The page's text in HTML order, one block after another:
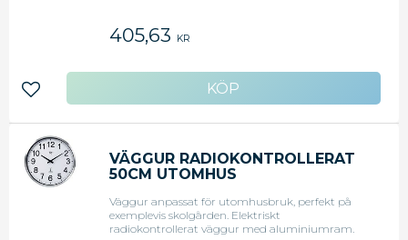
405,63 KR
Lägg till i favoriter
VÄGGUR RADIOKONTROLLERAT
50CM UTOMHUS
Väggur anpassat för utomhusbruk, perfekt på
exemplevis skolgården. Elektriskt
radiokontrollerat väggur med aluminiumram.